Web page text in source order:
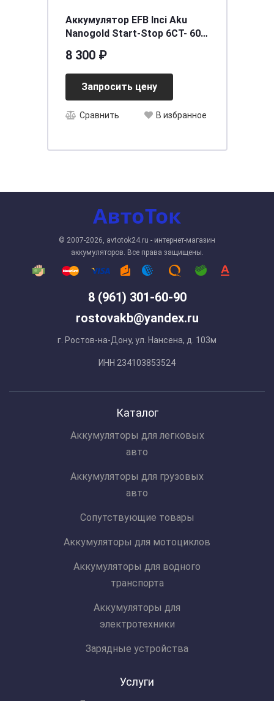
Аккумулятор EFB Inci Aku
Nanogold Start-Stop 6СТ- 60
[д242ш175в175/560EN] [LB2],
шт
8 300 ₽
Запросить цену
Сравнить В избранное
8 (961) 301-60-90
rostovakb@yandex.ru
г. Ростов-на-Дону, ул. Нансена, д. 103м
ИНН 234103853524
© 2007-2026, avtotok24.ru - интернет-магазин
аккумуляторов. Все права защищены.
Каталог
Аккумуляторы для легковых
авто
Аккумуляторы для грузовых
авто
Сопутствующие товары
Аккумуляторы для мотоциклов
Аккумуляторы для водного
транспорта
Аккумуляторы для
электротехники
Зарядные устройства
Услуги